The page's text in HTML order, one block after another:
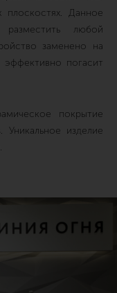
Данное
любой
заменено на
погасит
покрытие
изделие